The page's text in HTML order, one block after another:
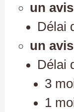
un
Délai
un
Délai
3
1